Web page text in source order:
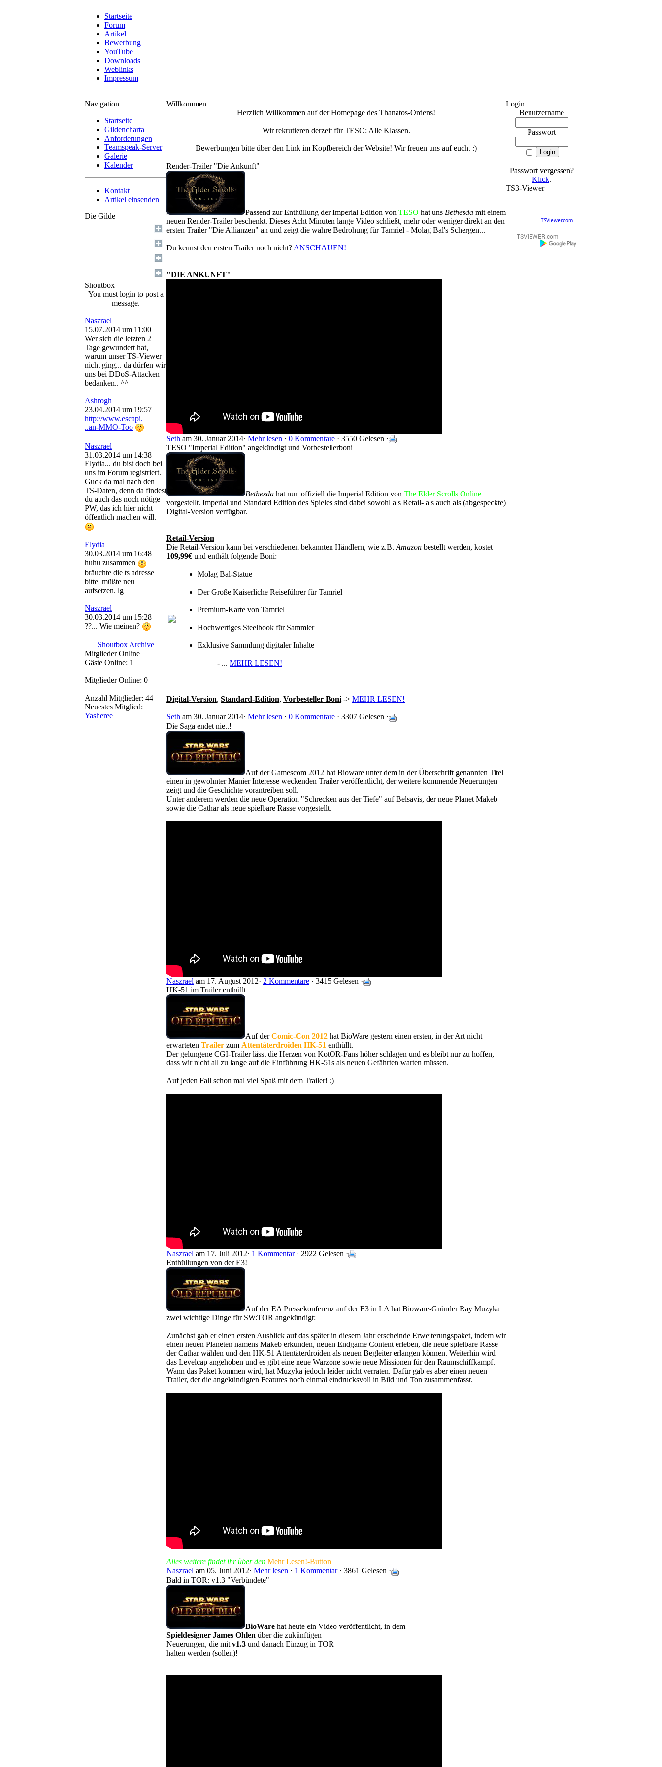
Startseite
Forum
Artikel
Bewerbung
YouTube
Downloads
Weblinks
Impressum
Navigation
Startseite
Gildencharta
Anforderungen
Teamspeak-Server
Galerie
Kalender
Kontakt
Artikel einsenden
Die Gilde
Shoutbox
You must login to post a
message.
Naszrael
15.07.2014 um 11:00
Wer sich die letzten 2
Tage gewundert hat,
warum unser TS-Viewer
nicht ging... da dürfen wir
uns bei DDoS-Attacken
bedanken.. ^^
Ashrogh
23.04.2014 um 19:57
http://www.escapi.
..an-MMO-Too
Naszrael
31.03.2014 um 14:38
Elydia... du bist doch bei
uns im Forum registriert.
Guck da mal nach den
TS-Daten, denn da findest
du auch das noch nötige
PW, das ich hier nicht
öffentlich machen will.
Elydia
30.03.2014 um 16:48
huhu zusammen
bräuchte die ts adresse
bitte, müßte neu
aufsetzen. lg
Naszrael
30.03.2014 um 15:28
??... Wie meinen?
Shoutbox Archive
Mitglieder Online
Gäste Online: 1
Mitglieder Online: 0
Anzahl Mitglieder: 44
Neuestes Mitglied:
Yasheree
Willkommen
Herzlich Willkommen auf der Homepage des Thanatos-Ordens!
Wir rekrutieren derzeit für TESO: Alle Klassen.
Bewerbungen bitte über den Link im Kopfbereich der Website! Wir freuen uns auf euch. :)
Render-Trailer "Die Ankunft"
Passend zur Enthüllung der Imperial Edition von TESO hat uns Bethesda mit einem
neuen Render-Trailer beschenkt. Dieses Acht Minuten lange Video schließt, mehr oder weniger direkt an den
ersten Trailer "Die Allianzen" an und zeigt die wahre Bedrohung für Tamriel - Molag Bal's Schergen...
Du kennst den ersten Trailer noch nicht? ANSCHAUEN!
"DIE ANKUNFT"
Seth am 30. Januar 2014· Mehr lesen · 0 Kommentare · 3550 Gelesen ·
TESO "Imperial Edition" angekündigt und Vorbestellerboni
Bethesda hat nun offiziell die Imperial Edition von The Elder Scrolls Online
vorgestellt. Imperial und Standard Edition des Spieles sind dabei sowohl als Retail- als auch als (abgespeckte)
Digital-Version verfügbar.
Retail-Version
Die Retail-Version kann bei verschiedenen bekannten Händlern, wie z.B. Amazon bestellt werden, kostet
109,99€ und enthält folgende Boni:
Molag Bal-Statue
Der Große Kaiserliche Reiseführer für Tamriel
Premium-Karte von Tamriel
Hochwertiges Steelbook für Sammler
Exklusive Sammlung digitaler Inhalte
- ... MEHR LESEN!
Digital-Version, Standard-Edition, Vorbesteller Boni -> MEHR LESEN!
Seth am 30. Januar 2014· Mehr lesen · 0 Kommentare · 3307 Gelesen ·
Die Saga endet nie..!
Auf der Gamescom 2012 hat Bioware unter dem in der Überschrift genannten Titel
einen in gewohnter Manier Interesse weckenden Trailer veröffentlicht, der weitere kommende Neuerungen
zeigt und die Geschichte vorantreiben soll.
Unter anderem werden die neue Operation "Schrecken aus der Tiefe" auf Belsavis, der neue Planet Makeb
sowie die Cathar als neue spielbare Rasse vorgestellt.
Naszrael am 17. August 2012· 2 Kommentare · 3415 Gelesen ·
HK-51 im Trailer enthüllt
Auf derComic-Con 2012 hat BioWare gestern einen ersten, in der Art nicht
erwarteten Trailer zum Attentäterdroiden HK-51 enthüllt.
Der gelungene CGI-Trailer lässt die Herzen von KotOR-Fans höher schlagen und es bleibt nur zu hoffen,
dass wir nicht all zu lange auf die Einführung HK-51s als neuen Gefährten warten müssen.
Auf jeden Fall schon mal viel Spaß mit dem Trailer! ;)
Naszrael am 17. Juli 2012· 1 Kommentar· 2922 Gelesen ·
Enthüllungen von der E3!
Auf der EA Pressekonferenz auf der E3 in LA hat Bioware-Gründer Ray Muzyka
zwei wichtige Dinge für SW:TOR angekündigt:
Zunächst gab er einen ersten Ausblick auf das später in diesem Jahr erscheinde Erweiterungspaket, indem wir
einen neuen Planeten namens Makeb erkunden, neuen Endgame Content erleben, die neue spielbare Rasse
der Cathar wählen und den HK-51 Attentäterdroiden als neuen Begleiter erlangen können. Weiterhin wird
das Levelcap angehoben und es gibt eine neue Warzone sowie neue Missionen für den Raumschiffkampf.
Wann das Paket kommen wird, hat Muzyka jedoch leider nicht verraten. Dafür gab es aber einen neuen
Trailer, der die angekündigten Features noch einmal eindrucksvoll in Bild und Ton zusammenfasst.
Alles weitere findet ihr über den Mehr Lesen!-Button
Naszrael am 05. Juni 2012· Mehr lesen · 1 Kommentar· 3861 Gelesen ·
Bald in TOR: v1.3 "Verbündete"
BioWare hat heute ein Video veröffentlicht, in dem
Spieldesigner James Ohlen über die zukünftigen
Neuerungen, die mit v1.3 und danach Einzug in TOR
halten werden (sollen)!
Login
Benutzername
Passwort
Passwort vergessen?
Klick.
TS3-Viewer
TSViewer.com